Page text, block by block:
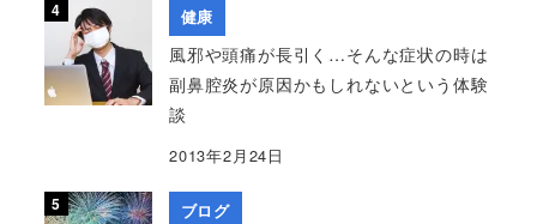
健康
風邪や頭痛が長引く…そんな症状の時は
副鼻腔炎が原因かもしれないという体験
談
2013年2月24日
ブログ